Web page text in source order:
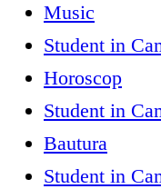
Music
Student in
Horoscop
Student in
Bautura
Student in